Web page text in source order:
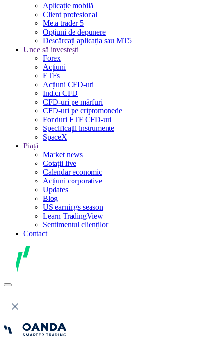
Aplicație mobilă
Client profesional
Meta trader 5
Opțiuni de depunere
Descărcați aplicația sau MT5
Unde să investești
Forex
Acțiuni
ETFs
Acțiuni CFD-uri
Indici CFD
CFD-uri pe mărfuri
CFD-uri pe criptomonede
Fonduri ETF CFD-uri
Specificații instrumente
SpaceX
Piață
Market news
Cotații live
Calendar economic
Acțiuni corporative
Updates
Blog
US earnings season
Learn TradingView
Sentimentul clienților
Contact